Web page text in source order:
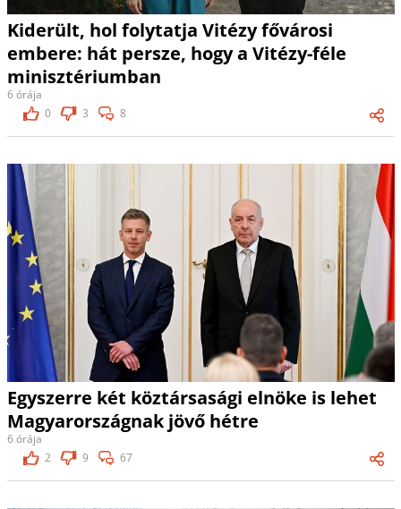
Kiderült, hol folytatja Vitézy fővárosi
embere: hát persze, hogy a Vitézy-féle
minisztériumban
6 órája
0
3 8
Egyszerre két köztársasági elnöke is lehet
Magyarországnak jövő hétre
6 órája
2
9 67